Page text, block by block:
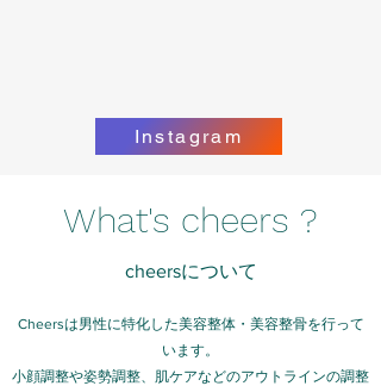
Instagram
What's cheers ?
cheersについて
Cheersは男性に特化した美容整体・美容整骨を行って
います。
小顔調整や姿勢調整、肌ケアなどのアウトラインの調整